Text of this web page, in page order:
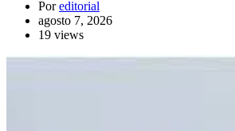
Poreditorial
agosto 7, 2026
19 views